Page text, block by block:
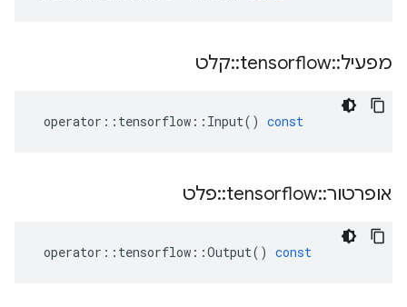
מפעיל::
tensorflow
::קלט
operator :: tensorflow :: Input() const
אופרטור::
tensorflow
::פלט
operator :: tensorflow ::Output() const